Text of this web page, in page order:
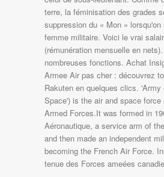
terre, la féminisation des grades
suppression du « Mon »
femme militaire. Voici le vrai
(rémunération mensuelle en
nombreuses fonctions. Achat
Armee Air pas cher : découvrez
Rakuten en quelques clics.
Space') is the air and space force
Armed Forces.It was formed in
Aéronautique, a service arm of
and then made an independent
becoming the French Air Force.
tenue des Forces ameées